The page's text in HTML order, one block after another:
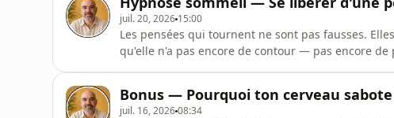
une dist
juil. 20, 2026 15:00
Les pensées qui tournent ne sont pas fausses.
qu'elle n'a pas encore de contour — pas encore de
cont
Bonus — Pourquoi ton cerveau
juil. 16, 202608:34